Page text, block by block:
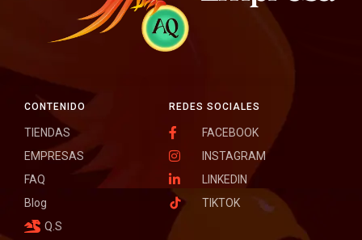
REDES SOCIALES
FACEBOOK
INSTAGRAM
LINKEDIN
TIKTOK
CONTENIDO
TIENDAS
EMPRESAS
FAQ
Blog
Q.S